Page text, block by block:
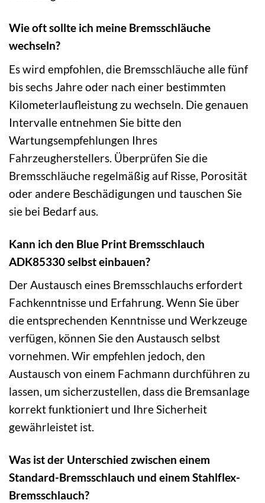
Wie oft sollte ich meine Bremsschläuche
wechseln?
Es wird empfohlen, die Bremsschläuche alle fünf
bis sechs Jahre oder nach einer bestimmten
Kilometerlaufleistung zu wechseln. Die genauen
Intervalle entnehmen Sie bitte den
Wartungsempfehlungen Ihres
Fahrzeugherstellers. Überprüfen Sie die
Bremsschläuche regelmäßig auf Risse, Porosität
oder andere Beschädigungen und tauschen Sie
sie bei Bedarf aus.
Kann ich den Blue Print Bremsschlauch
ADK85330 selbst einbauen?
Der Austausch eines Bremsschlauchs erfordert
Fachkenntnisse und Erfahrung. Wenn Sie über
die entsprechenden Kenntnisse und Werkzeuge
verfügen, können Sie den Austausch selbst
vornehmen. Wir empfehlen jedoch, den
Austausch von einem Fachmann durchführen zu
lassen, um sicherzustellen, dass die Bremsanlage
korrekt funktioniert und Ihre Sicherheit
gewährleistet ist.
Was ist der Unterschied zwischen einem
Standard-Bremsschlauch und einem Stahlflex-
Bremsschlauch?